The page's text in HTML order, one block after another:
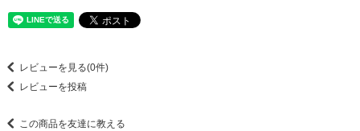
レビューを見る(0件)
レビューを投稿
この商品を友達に教える